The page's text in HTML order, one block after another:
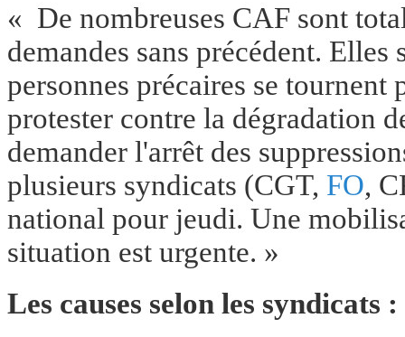
« De nombreuses CAF sont
demandes sans précédent.
personnes précaires se
protester contre la dégradation
demander l'arrêt des
plusieurs syndicats (CGT, FO,
national pour jeudi. Une
situation est urgente. »
Les causes selon les syndicats :